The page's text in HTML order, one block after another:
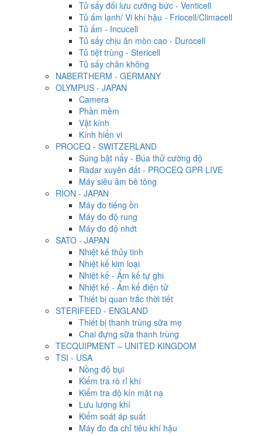
Tủ sấy đối lưu cưỡng bức - Venticell
Tủ ấm lạnh/ Vi khí hậu - Friocell/Climacell
Tủ ấm - Incucell
Tủ sấy chịu ăn mòn cao - Durocell
Tủ tiệt trùng - Stericell
Tủ sấy chân không
NABERTHERM - GERMANY
OLYMPUS - JAPAN
Camera
Phần mềm
Vật kính
Kính hiển vi
PROCEQ - SWITZERLAND
Súng bật nẩy - Búa thử cường độ
Radar xuyên đất - PROCEQ GPR LIVE
Máy siêu âm bê tông
RION - JAPAN
Máy đo tiếng ồn
Máy đo độ rung
Máy đo độ nhớt
SATO - JAPAN
Nhiệt kế thủy tinh
Nhiệt kế kim loại
Nhiệt kế - Ẩm kế tự ghi
Nhiệt kế - Ẩm kế điện tử
Thiết bị quan trắc thời tiết
STERIFEED - ENGLAND
Thiết bị thanh trùng sữa mẹ
Chai đựng sữa thanh trùng
TECQUIPMENT – UNITED KINGDOM
TSI - USA
Nồng độ bụi
Kiểm tra rò rỉ khí
Kiểm tra độ kín mặt nạ
Lưu lượng khí
Kiểm soát áp suất
Máy đo đa chỉ tiêu khí hậu